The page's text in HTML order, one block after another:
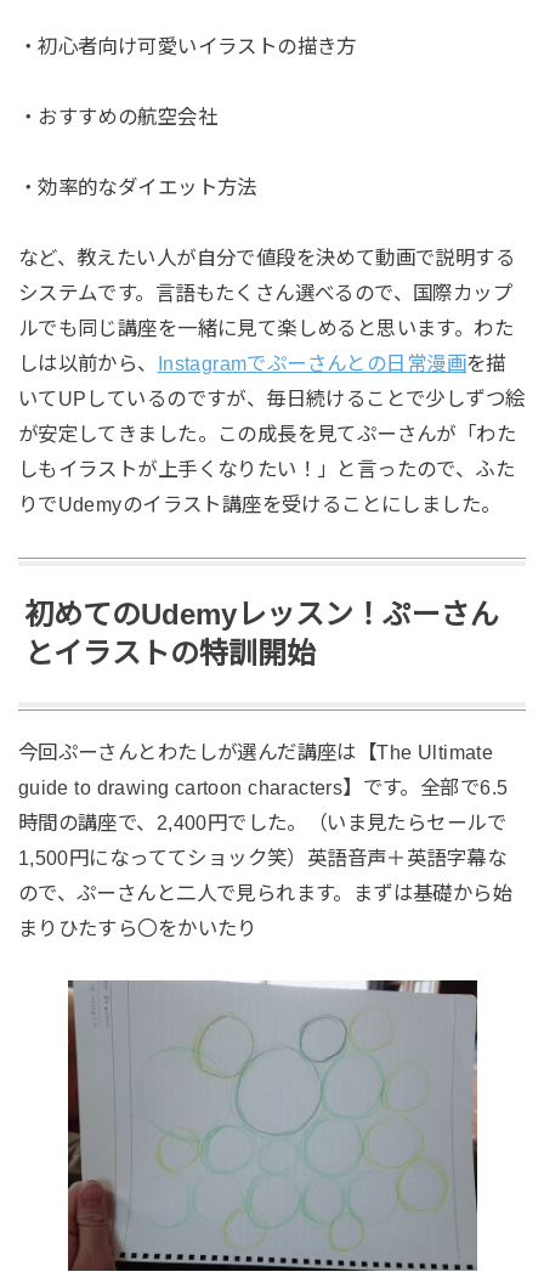
・初心者向け可愛いイラストの描き方
・おすすめの航空会社
・効率的なダイエット方法
など、教えたい人が自分で値段を決めて動画で説明する
システムです。言語もたくさん選べるので、国際カップ
ルでも同じ講座を一緒に見て楽しめると思います。わた
しは以前から、 Instagramでぷーさんとの日常漫画を描
いてUPしているのですが、毎日続けることで少しずつ絵
が安定してきました。この成長を見てぷーさんが「わた
しもイラストが上手くなりたい！」と言ったので、ふた
りでUdemyのイラスト講座を受けることにしました。
初めてのUdemyレッスン！ぷーさん
とイラストの特訓開始
今回ぷーさんとわたしが選んだ講座は【The Ultimate
guide to drawing cartoon characters】です。全部で6.5
時間の講座で、2,400円でした。（いま見たらセールで
1,500円になっててショック笑）英語音声＋英語字幕な
ので、ぷーさんと二人で見られます。まずは基礎から始
まりひたすら〇をかいたり